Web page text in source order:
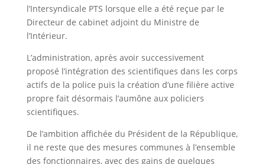
l’Intersyndicale PTS lorsque elle a été reçue par le
Directeur de cabinet adjoint du Ministre de
l’Intérieur.
L’administration, après avoir successivement
proposé l’intégration des scientifiques dans les corps
actifs de la police puis la création d’une filière active
propre fait désormais l’aumône aux policiers
scientifiques.
De l’ambition affichée du Président de la République,
il ne reste que des mesures communes à l’ensemble
des fonctionnaires, avec des gains de quelques